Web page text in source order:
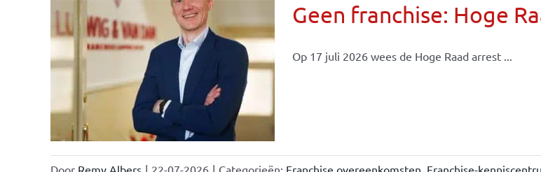
Geen franchise: Hoge
Op 17 juli 2026 wees de Hoge Raad arrest ...
Door Remy Albers | 22-07-2026 | Categorieën: Franchise overeenkomsten, Franchise-